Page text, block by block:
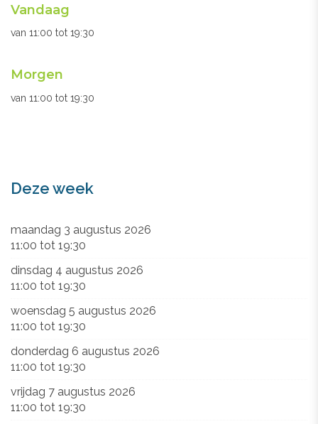
Openingsuren
secretariaat
Vandaag
van 11:00 tot 19:30
Morgen
van 11:00 tot 19:30
Deze week
maandag 3 augustus 2026
11:00 tot 19:30
dinsdag 4 augustus 2026
11:00 tot 19:30
woensdag 5 augustus 2026
11:00 tot 19:30
donderdag 6 augustus 2026
11:00 tot 19:30
vrijdag 7 augustus 2026
11:00 tot 19:30